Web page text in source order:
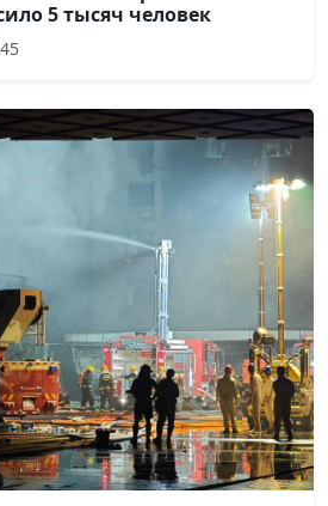
5 тысяч человек